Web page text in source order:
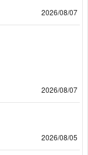
2026/08/07
2026/08/07
2026/08/05